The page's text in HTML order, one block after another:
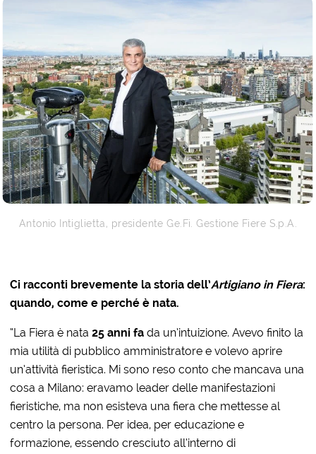
Antonio Intiglietta, presidente Ge.Fi. Gestione Fiere S.p.A.
Ci racconti brevemente la storia dell’Artigiano in Fiera:
quando, come e perché è nata.
“La Fiera è nata25 anni fa da un’intuizione. Avevo finito la
mia utilità di pubblico amministratore e volevo aprire
un’attività fieristica. Mi sono reso conto che mancava una
cosa a Milano: eravamo leader delle manifestazioni
fieristiche, ma non esisteva una fiera che mettesse al
centro la persona. Per idea, per educazione e
formazione, essendo cresciuto all’interno di